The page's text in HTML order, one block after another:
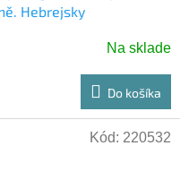
Hebrejsky
Na sklade
Do košíka
Kód: 220532